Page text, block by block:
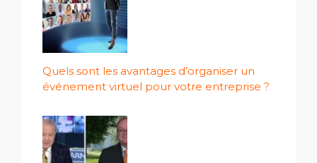
Quels sont les avantages d’organiser un
événement virtuel pour votre entreprise ?